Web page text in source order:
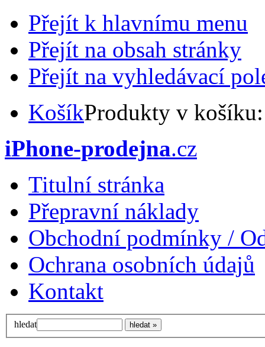
Přejít k hlavnímu menu
Přejít na obsah stránky
Přejít na vyhledávací
KošíkProdukty v
iPhone-prodejna.cz
Titulní stránka
Přepravní náklady
Obchodní podmínky /
Ochrana osobních údajů
Kontakt
hledat